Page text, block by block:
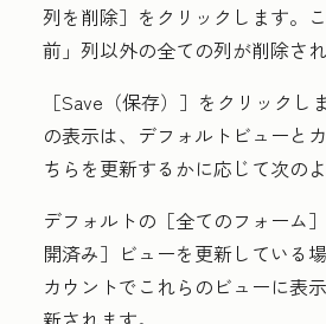
列を削除］をクリックします。こ
前」列以外の全ての列が削除され
［Save（保存）］ をクリックし
の表示は、デフォルトビューと
ちらを更新するかに応じて次の
デフォルトの［全てのフォーム
開済み］ビューを更新している
カウントでこれらのビューに表